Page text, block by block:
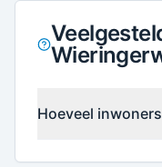
Hoeveel